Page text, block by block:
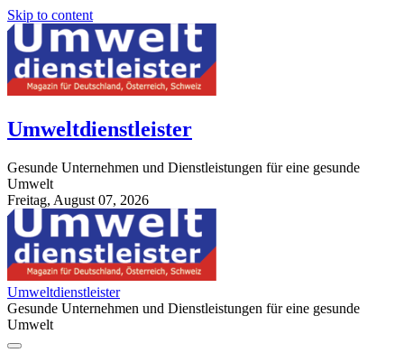
Skip to content
Umweltdienstleister
Gesunde Unternehmen und Dienstleistungen für eine gesunde
Umwelt
Freitag, August 07, 2026
StuttgartApotheke.com
Umweltdienstleister
Gesunde Unternehmen und Dienstleistungen für eine gesunde
Umwelt